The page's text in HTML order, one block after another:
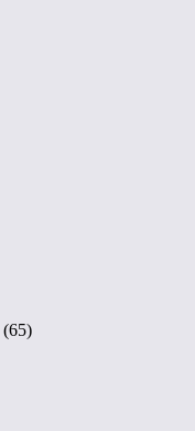
(65)